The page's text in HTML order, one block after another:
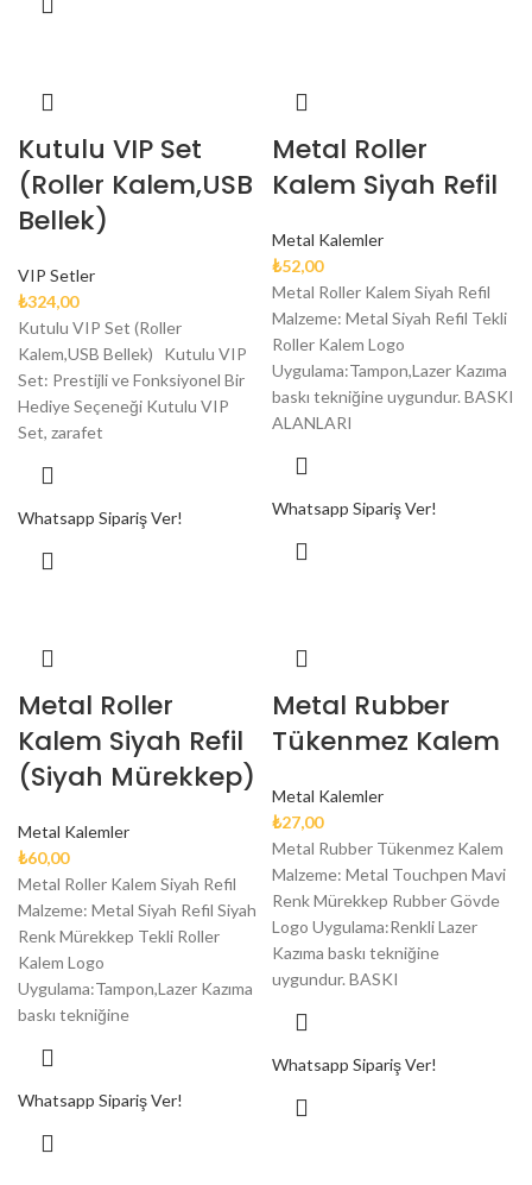
Kutulu VIP Set
(Roller Kalem,USB
Bellek)
VIP Setler
₺324,00
Kutulu VIP Set (Roller
Kalem,USB Bellek) Kutulu VIP
Set: Prestijli ve Fonksiyonel Bir
Hediye Seçeneği Kutulu VIP
Set, zarafet
Whatsapp Sipariş Ver!
Metal Roller
Kalem Siyah Refil
Metal Kalemler
₺52,00
Metal Roller Kalem Siyah Refil
Malzeme: Metal Siyah Refil Tekli
Roller Kalem Logo
Uygulama:Tampon,Lazer Kazıma
baskı tekniğine uygundur. BASKI
ALANLARI
Whatsapp Sipariş Ver!
Metal Roller
Kalem Siyah Refil
(Siyah Mürekkep)
Metal Kalemler
₺60,00
Metal Roller Kalem Siyah Refil
Malzeme: Metal Siyah Refil Siyah
Renk Mürekkep Tekli Roller
Kalem Logo
Uygulama:Tampon,Lazer Kazıma
baskı tekniğine
Whatsapp Sipariş Ver!
Metal Rubber
Tükenmez Kalem
Metal Kalemler
₺27,00
Metal Rubber Tükenmez Kalem
Malzeme: Metal Touchpen Mavi
Renk Mürekkep Rubber Gövde
Logo Uygulama:Renkli Lazer
Kazıma baskı tekniğine
uygundur. BASKI
Whatsapp Sipariş Ver!